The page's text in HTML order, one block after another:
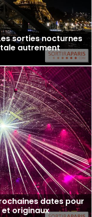
sorties nocturnes
autrement
dates pour
originaux